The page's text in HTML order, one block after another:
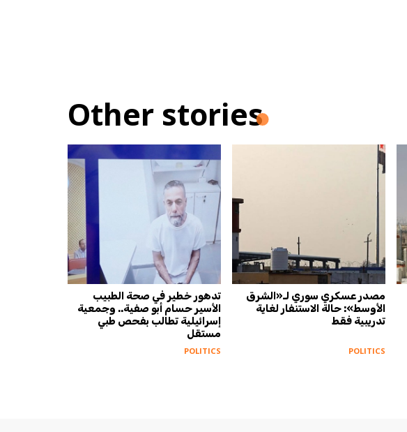
Other stories
تدهور خطير في صحة الطبيب
الأسير حسام أبو صفية.. وجمعية
إسرائيلية تطالب بفحص طبي
مستقل
POLITICS
مصدر عسكري سوري لـ«الشرق
الأوسط»: حالة الاستنفار لغاية
تدريبية فقط
POLITICS